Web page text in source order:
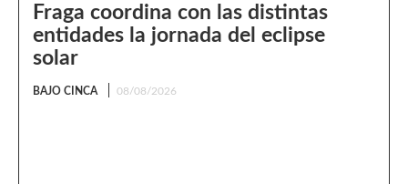
Fraga coordina con las distintas
entidades la jornada del eclipse
solar
BAJO CINCA 08/08/2026